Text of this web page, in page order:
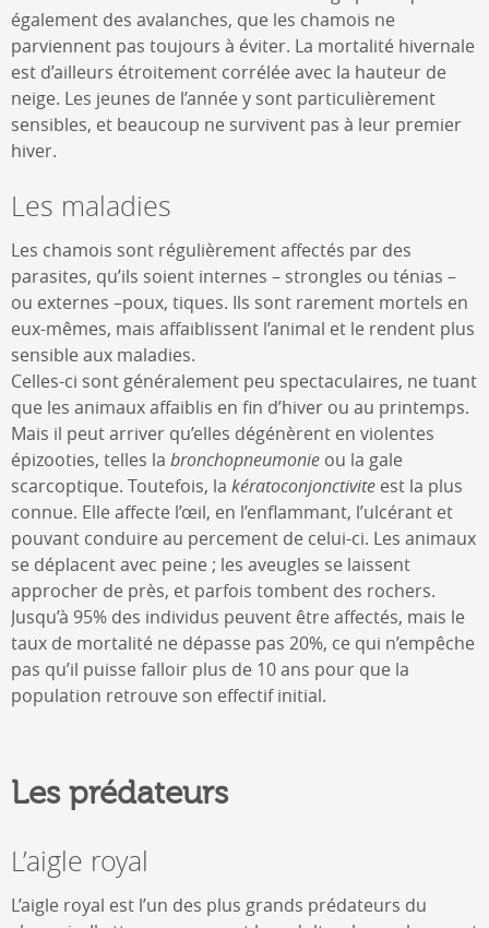
également des avalanches, que les chamois ne
parviennent pas toujours à éviter. La mortalité hivernale
est d’ailleurs étroitement corrélée avec la hauteur de
neige. Les jeunes de l’année y sont particulièrement
sensibles, et beaucoup ne survivent pas à leur premier
hiver.
Les maladies
Les chamois sont régulièrement affectés par des
parasites, qu’ils soient internes – strongles ou ténias –
ou externes –poux, tiques. Ils sont rarement mortels en
eux-mêmes, mais affaiblissent l’animal et le rendent plus
sensible aux maladies.
Celles-ci sont généralement peu spectaculaires, ne tuant
que les animaux affaiblis en fin d’hiver ou au printemps.
Mais il peut arriver qu’elles dégénèrent en violentes
épizooties, telles la bronchopneumonie ou la gale
scarcoptique. Toutefois, la kératoconjonctivite est la plus
connue. Elle affecte l’œil, en l’enflammant, l’ulcérant et
pouvant conduire au percement de celui-ci. Les animaux
se déplacent avec peine ; les aveugles se laissent
approcher de près, et parfois tombent des rochers.
Jusqu’à 95% des individus peuvent être affectés, mais le
taux de mortalité ne dépasse pas 20%, ce qui n’empêche
pas qu’il puisse falloir plus de 10 ans pour que la
population retrouve son effectif initial.
Les prédateurs
L’aigle royal
L’aigle royal est l’un des plus grands prédateurs du